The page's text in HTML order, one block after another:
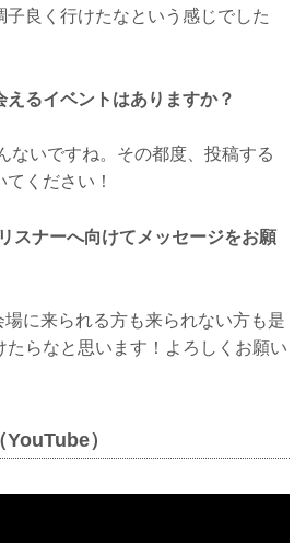
良く行けたなという感じでした
るイベントはありますか？
ないですね。その都度、投稿する
ください！
スナーへ向けてメッセージをお願
に来られる方も来られない方も是
たらなと思います！よろしくお願い
）